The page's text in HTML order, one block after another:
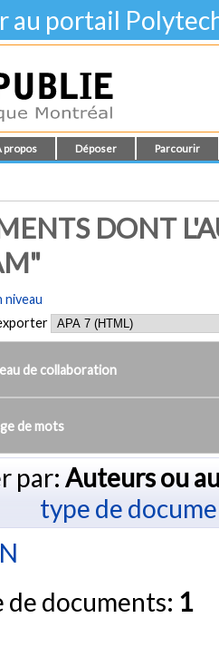
au portail
propos Déposer Parcourir
DONT
niveau
de collaboration
de mots
par: Auteurs ou
type de
N
de documents: 1